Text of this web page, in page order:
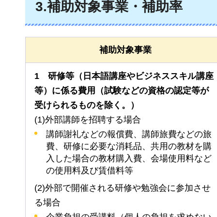
3.補助対象事業・補助率
補助対象事業
1
研修等（日本語講座やビジネススキル講座
等）に係る費用（試験などの資格の認定等が
受けられるものを除く。）
(1)外部講師を招聘する場合
講師謝礼などの報償費、講師旅費などの旅
費、研修に必要な消耗品、共用の教材を購
入した場合の教材購入費、会場使用料など
の使用料及び賃借料等
(2)外部で開催される研修や勉強会に参加させ
る場合